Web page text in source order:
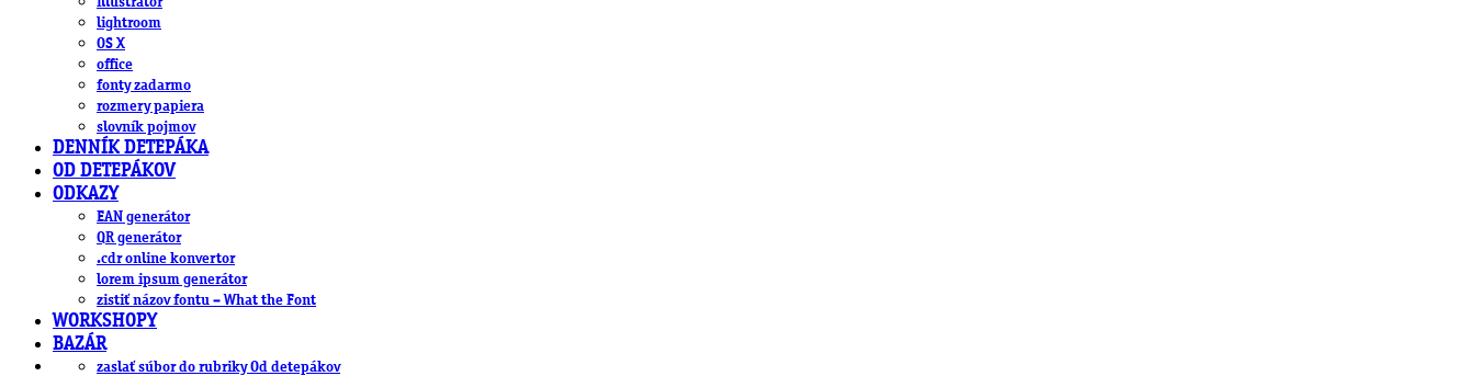
lightroom
OS X
office
fonty zadarmo
rozmery papiera
slovník pojmov
DENNÍK DETEPÁKA
OD DETEPÁKOV
ODKAZY
EAN generátor
QR generátor
.cdr online konvertor
lorem ipsum generátor
zistiť názov fontu – What the Font
WORKSHOPY
BAZÁR
zaslať súbor do rubriky Od detepákov